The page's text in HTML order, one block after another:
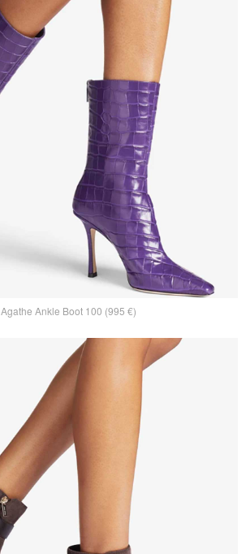
Agathe Ankle Boot 100 (995 €)